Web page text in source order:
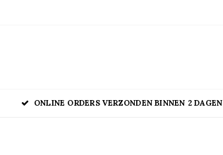
ONLINE ORDERS VERZONDEN BINNEN 2 DAGEN